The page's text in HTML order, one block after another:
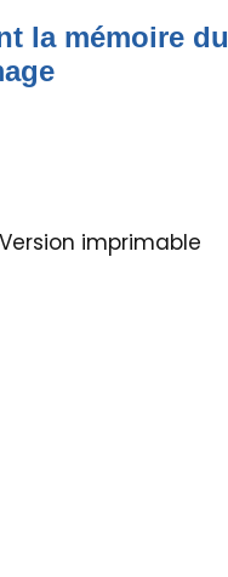
la mémoire du
Version imprimable